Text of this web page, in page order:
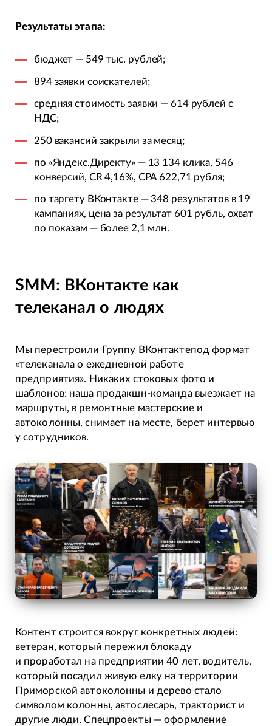
Результаты этапа:
бюджет — 549 тыс. рублей;
894 заявки соискателей;
средняя стоимость заявки — 614 рублей с
НДС;
250 вакансий закрыли за месяц;
по «Яндекс.Директу» — 13 134 клика, 546
конверсий, CR 4,16%, CPA 622,71 рубля;
по таргету ВКонтакте — 348 результатов в 19
кампаниях, цена за результат 601 рубль, охват
по показам — более 2,1 млн.
SMM: ВКонтакте как
телеканал о людях
Мы перестроили Группу ВКонтактепод формат
«телеканала о ежедневной работе
предприятия». Никаких стоковых фото и
шаблонов: наша продакшн-команда выезжает на
маршруты, в ремонтные мастерские и
автоколонны, снимает на месте, берет интервью
у сотрудников.
Контент строится вокруг конкретных людей:
ветеран, который пережил блокаду
и проработал на предприятии 40 лет, водитель,
который посадил живую елку на территории
Приморской автоколонны и дерево стало
символом колонны, автослесарь, тракторист и
другие люди. Спецпроекты — оформление